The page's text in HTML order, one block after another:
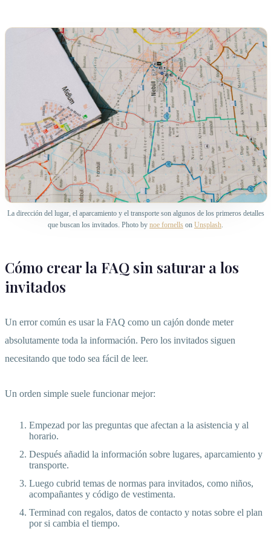
La dirección del lugar, el aparcamiento y el transporte son algunos de los primeros detalles
que buscan los invitados. Photo by noe fornells on Unsplash.
Cómo crear la FAQ sin saturar a los
invitados
Un error común es usar la FAQ como un cajón donde meter
absolutamente toda la información. Pero los invitados siguen
necesitando que todo sea fácil de leer.
Un orden simple suele funcionar mejor:
Empezad por las preguntas que afectan a la asistencia y al
horario.
Después añadid la información sobre lugares, aparcamiento y
transporte.
Luego cubrid temas de normas para invitados, como niños,
acompañantes y código de vestimenta.
Terminad con regalos, datos de contacto y notas sobre el plan
por si cambia el tiempo.